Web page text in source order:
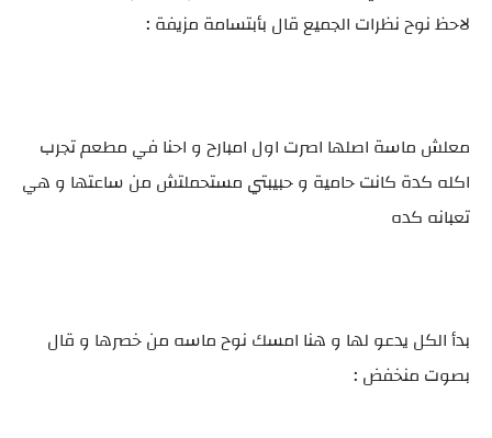
لاحظ نوح نظرات الجميع قال بأبتسامة مزيفة :
معلش ماسة اصلها اصرت اول امبارح و احنا في مطعم تجرب
اكله كدة كانت حامية و حبيبتي مستحملتش من ساعتها و هي
تعبانه كده
بدأ الكل يدعو لها و هنا امسك نوح ماسه من خصرها و قال
بصوت منخفض :